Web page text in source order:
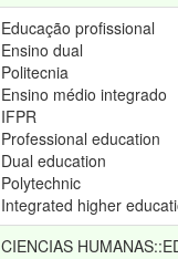
Educação profissional
Ensino dual
Politecnia
Ensino médio integrado
IFPR
Professional education
Dual education
Polytechnic
Integrated higher
CIENCIAS